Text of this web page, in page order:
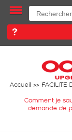
Accueil
FACILITE
Comment je
demande de